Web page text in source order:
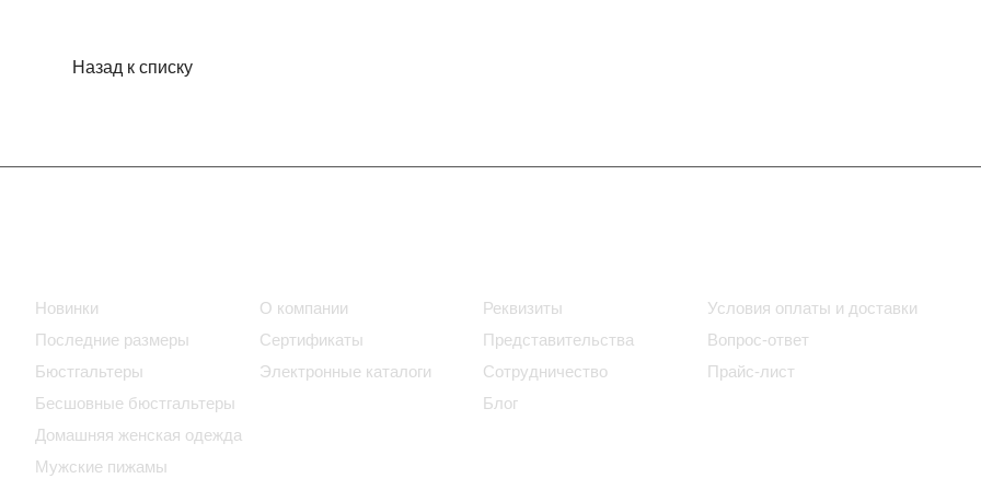
Назад к списку
Новинки
Последние размеры
Бюстгальтеры
Бесшовные бюстгальтеры
Домашняя женская одежда
Мужские пижамы
О компании
Сертификаты
Электронные каталоги
Реквизиты
Представительства
Сотрудничество
Блог
Условия оплаты и доставки
Вопрос-ответ
Прайс-лист